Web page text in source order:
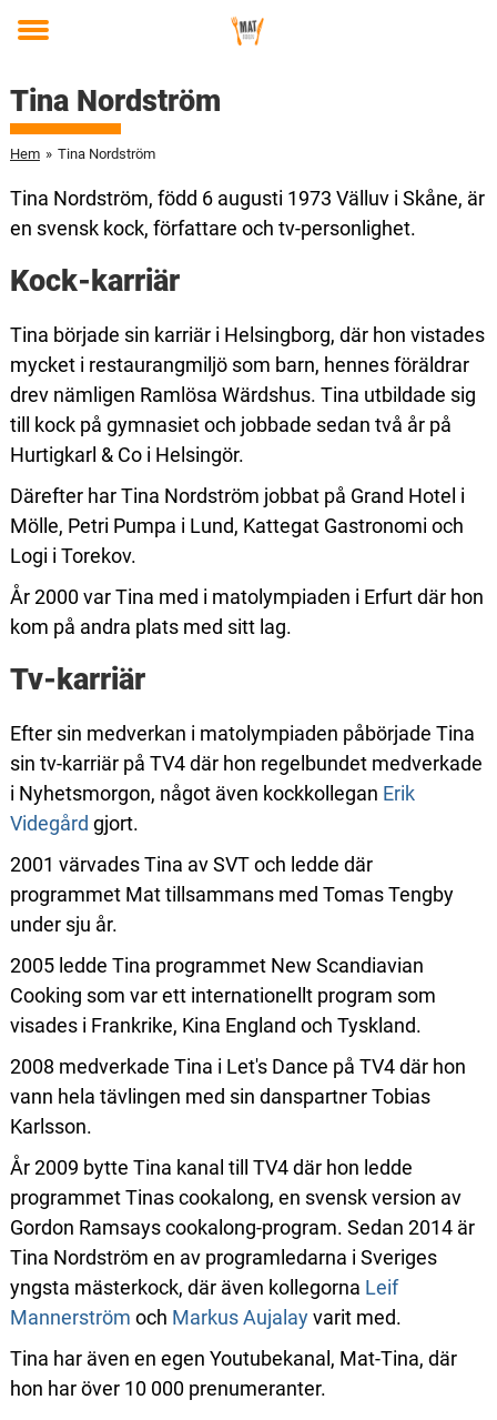
Toggle
Tina Nordström
Hem » Tina Nordström
Tina Nordström, född 6 augusti 1973 Välluv i Skåne, är
en svensk kock, författare och tv-personlighet.
Kock-karriär
Tina började sin karriär i Helsingborg, där hon vistades
mycket i restaurangmiljö som barn, hennes föräldrar
drev nämligen Ramlösa Wärdshus. Tina utbildade sig
till kock på gymnasiet och jobbade sedan två år på
Hurtigkarl & Co i Helsingör.
Därefter har Tina Nordström jobbat på Grand Hotel i
Mölle, Petri Pumpa i Lund, Kattegat Gastronomi och
Logi i Torekov.
År 2000 var Tina med i matolympiaden i Erfurt där hon
kom på andra plats med sitt lag.
Tv-karriär
Efter sin medverkan i matolympiaden påbörjade Tina
sin tv-karriär på TV4 där hon regelbundet medverkade
i Nyhetsmorgon, något även kockkollegan Erik
Videgård gjort.
2001 värvades Tina av SVT och ledde där
programmet Mat tillsammans med Tomas Tengby
under sju år.
2005 ledde Tina programmet New Scandiavian
Cooking som var ett internationellt program som
visades i Frankrike, Kina England och Tyskland.
2008 medverkade Tina i Let's Dance på TV4 där hon
vann hela tävlingen med sin danspartner Tobias
Karlsson.
År 2009 bytte Tina kanal till TV4 där hon ledde
programmet Tinas cookalong, en svensk version av
Gordon Ramsays cookalong-program. Sedan 2014 är
Tina Nordström en av programledarna i Sveriges
yngsta mästerkock, där även kollegorna Leif
Mannerström och Markus Aujalayvarit med.
Tina har även en egen Youtubekanal, Mat-Tina, där
hon har över 10 000 prenumeranter.